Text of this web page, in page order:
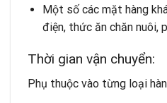
Một số các mặt hàng
điện, thức ăn chăn nuôi,
Thời gian vận chuyển:
Phụ thuộc vào từng loại